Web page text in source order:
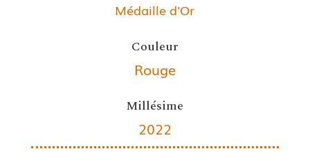
Médaille d'Or
Couleur
Rouge
Millésime
2022